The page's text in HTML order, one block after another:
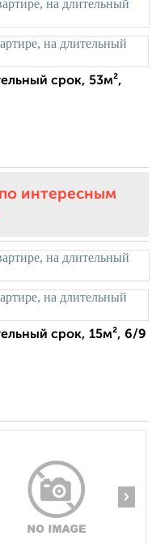
срок, 53м²,
интересным
срок, 15м², 6/9
›